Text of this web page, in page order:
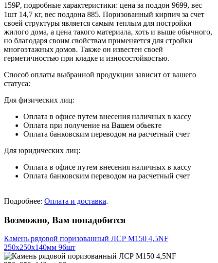
159₽, подробные характеристики: цена за поддон 9699, вес
1шт 14,7 кг, вес поддона 885. Поризованный кирпич за счет
своей структуры является самым теплым для постройки
жилого дома, а цена такого материала, хоть и выше обычного,
но благодаря своим свойствам применяется для стройки
многоэтажных домов. Также он известен своей
герметичностью при кладке и износостойкостью.
Способ оплаты выбранной продукции зависит от вашего
статуса:
Для физических лиц:
Оплата в офисе путем внесения наличных в кассу
Оплата при получение на Вашем обьекте
Оплата банковским переводом на расчетный счет
Для юридических лиц:
Оплата в офисе путем внесения наличных в кассу
Оплата банковским переводом на расчетный счет
Подробнее: Оплата и доставка.
Возможно, Вам понадобится
Камень рядовой поризованный ЛСР М150 4,5NF
250х250х140мм 96шт